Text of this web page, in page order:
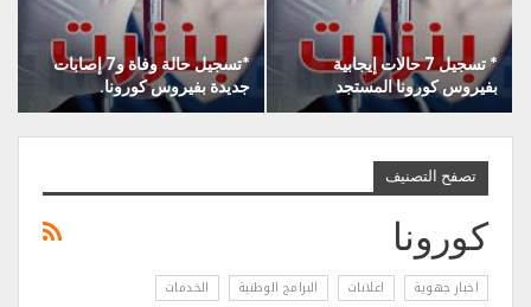
* تسجيل 7 حالات إيجابية
بفيروس كورونا المستجد
*تسجيل حالة وفاة و7 إصابات
جديدة بفيروس كورونا.
تصفح التصنيف
كورونا
اخبار جهوية اعلانات البرامج الوطنية
الخدمات